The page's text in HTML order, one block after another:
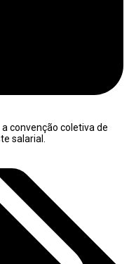
convenção coletiva de
salarial.